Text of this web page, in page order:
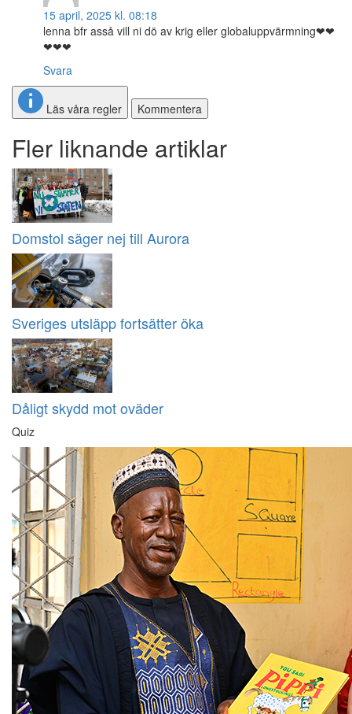
15 april, 2025 kl. 08:18
lenna bfr asså vill ni dö av krig eller globaluppvärmning❤❤
❤❤❤
Svara
Läs våra regler Kommentera
Fler liknande artiklar
Domstol säger nej till Aurora
Sveriges utsläpp fortsätter öka
Dåligt skydd mot oväder
Quiz